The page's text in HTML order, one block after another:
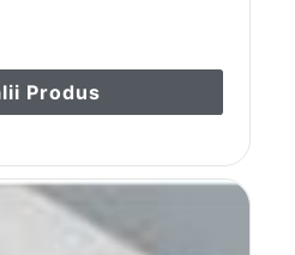
Produs